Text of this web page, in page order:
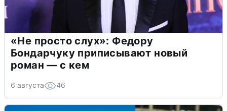
«Не просто слух»: Федору
Бондарчуку приписывают новый
роман — с кем
6 августа 46